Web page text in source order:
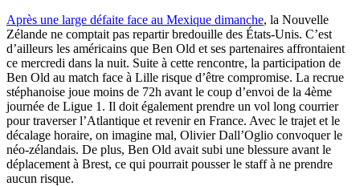
Après une large défaite face au Mexique dimanche, la Nouvelle
Zélande ne comptait pas repartir bredouille des États-Unis. C’est
d’ailleurs les américains que Ben Old et ses partenaires affrontaient
ce mercredi dans la nuit. Suite à cette rencontre, la participation de
Ben Old au match face à Lille risque d’être compromise. La recrue
stéphanoise joue moins de 72h avant le coup d’envoi de la 4ème
journée de Ligue 1. Il doit également prendre un vol long courrier
pour traverser l’Atlantique et revenir en France. Avec le trajet et le
décalage horaire, on imagine mal, Olivier Dall’Oglio convoquer le
néo-zélandais. De plus, Ben Old avait subi une blessure avant le
déplacement à Brest, ce qui pourrait pousser le staff à ne prendre
aucun risque.